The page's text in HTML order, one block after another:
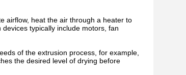
airflow, heat the air through a heater to
typically include motors, fan
of the extrusion process, for example,
the desired level of drying before